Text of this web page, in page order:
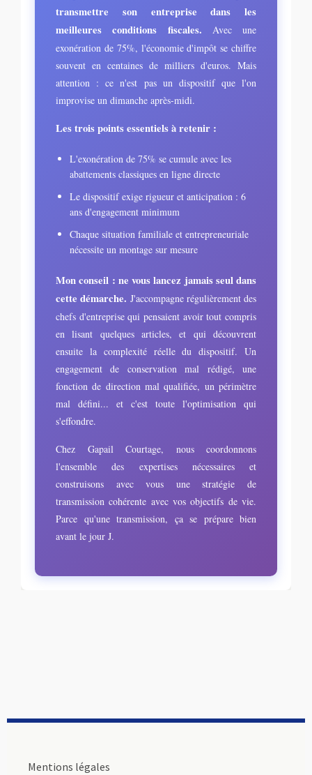
transmettre son entreprise dans les
meilleures conditions fiscales. Avec une
exonération de 75%, l'économie d'impôt se chiffre
souvent en centaines de milliers d'euros. Mais
attention : ce n'est pas un dispositif que l'on
improvise un dimanche après-midi.
Les trois points essentiels à retenir :
L'exonération de 75% se cumule avec les
abattements classiques en ligne directe
Le dispositif exige rigueur et anticipation : 6
ans d'engagement minimum
Chaque situation familiale et entrepreneuriale
nécessite un montage sur mesure
Mon conseil : ne vous lancez jamais seul dans
cette démarche. J'accompagne régulièrement des
chefs d'entreprise qui pensaient avoir tout compris
en lisant quelques articles, et qui découvrent
ensuite la complexité réelle du dispositif. Un
engagement de conservation mal rédigé, une
fonction de direction mal qualifiée, un périmètre
mal défini... et c'est toute l'optimisation qui
s'effondre.
Chez Gapail Courtage, nous coordonnons
l'ensemble des expertises nécessaires et
construisons avec vous une stratégie de
transmission cohérente avec vos objectifs de vie.
Parce qu'une transmission, ça se prépare bien
avant le jour J.
Mentions légales